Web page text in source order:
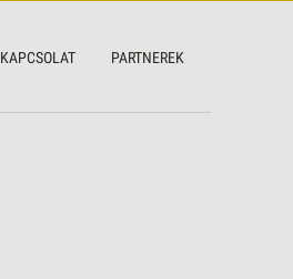
KAPCSOLAT PARTNEREK